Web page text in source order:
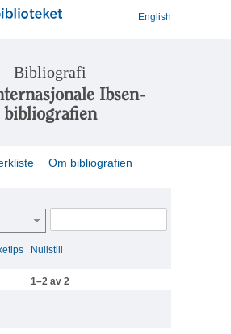
English
Bibliografi
Ibsen-
bibliografien
Om bibliografien
Nullstill
1–2 av 2